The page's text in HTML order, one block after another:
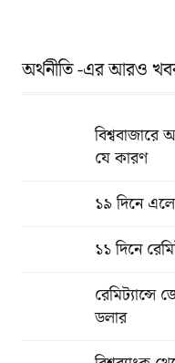
অর্থনীতি -এর আরও
বিশ্ববাজারে
যে কারণ
১৯ দিনে
১১ দিনে
ডলার